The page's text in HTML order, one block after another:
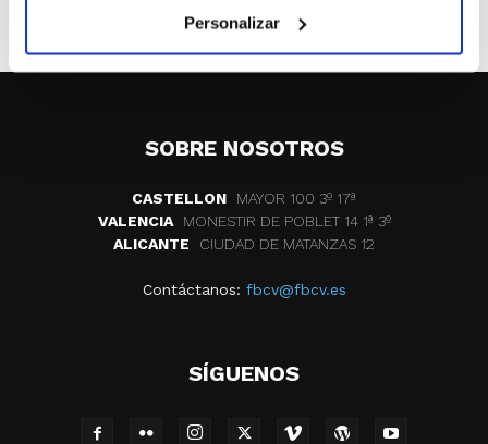
Personalizar
competiciones fdm valencia
SOBRE NOSOTROS
CASTELLON
MAYOR 100 3º 17ª
VALENCIA
MONESTIR DE POBLET 14 1ª 3º
ALICANTE
CIUDAD DE MATANZAS 12
Contáctanos: fbcv@fbcv.es
SÍGUENOS